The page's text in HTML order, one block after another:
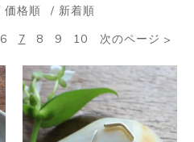
価格順
新着順
6 7 8 9 10 次のページ